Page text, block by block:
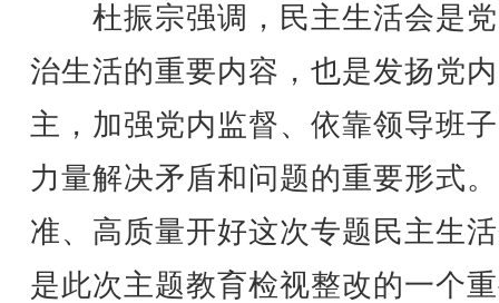
杜振宗强调，民主生活会是
治生活的重要内容，也是发扬党
主，加强党内监督、依靠领导班
力量解决矛盾和问题的重要形式
准、高质量开好这次专题民主生
是此次主题教育检视整改的一个